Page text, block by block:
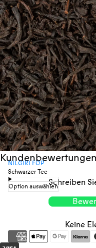
NILGIRI FOP
Schwarzer Tee
Option auswählen
Kundenbewertungen
Schreiben
Keine